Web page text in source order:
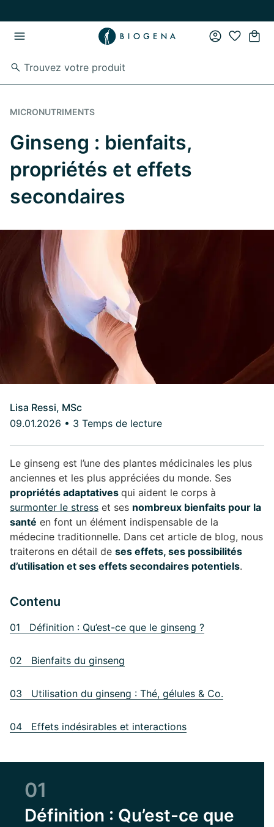
MICRONUTRIMENTS
Ginseng : bienfaits,
propriétés et effets
secondaires
Lisa Ressi, MSc
09.01.2026 • 3 Temps de lecture
Le ginseng est l’une des plantes médicinales les plus
anciennes et les plus appréciées du monde. Ses
propriétés adaptatives qui aident le corps à
surmonter le stress et ses nombreux bienfaits pour la
santé en font un élément indispensable de la
médecine traditionnelle. Dans cet article de blog, nous
traiterons en détail de ses effets, ses possibilités
d’utilisation et ses effets secondaires potentiels.
Contenu
01 Définition : Qu’est-ce que le ginseng ?
02 Bienfaits du ginseng
03 Utilisation du ginseng : Thé, gélules & Co.
04 Effets indésirables et interactions
01
Définition : Qu’est-ce que